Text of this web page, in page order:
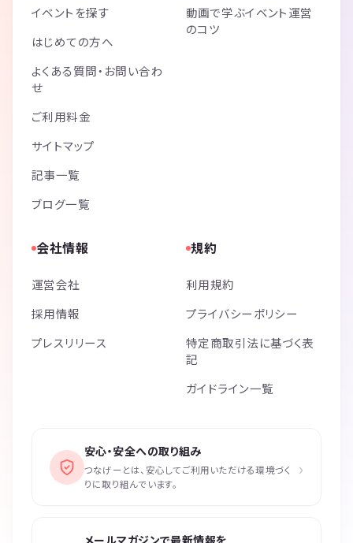
❹多い時では年間１万名のお客様にご参加頂きました
🎀 どんな方が参加しているの？ 🎀
◆ご参加頂いている方の年齢◆
凡そ、20代～30代の方が中心です。
年齢層の方のご参加を頂いております。
◆男性と女性との比率◆
日によって違いますが、平均すると凡そですが、
男性２：女性１というご参加の比率になっています。
女子会をやっている事が影響しているのかもしれませんが、男女共に応
これまで色々なタイプの方にご参加頂きました。全員把握をしているわ
けではありませんが、お教え頂き知っている範囲で、
・会社経営されている社長・起業家・公務員・フリーランスのプログラ
マー・SE・フリーランスの美容師・不動産の営業マン・看護師・学生・
保険関係のFP・私塾を運営されている方・人材会社の会社員・プロコー
◆ご参加頂いている方の雰囲気◆
時間帯によって傾向があるように感じております。
早朝の企画では、学びたい気持ちが強い方やとても前向きでポジティブ
いる方が多く、優しい方が多い印象があります。
イベントを探す
はじめての方へ
よくある質問・お問い合わ
せ
ご利用料金
サイトマップ
記事一覧
ブログ一覧
動画で学ぶイベント運営
のコツ
会社情報
運営会社
採用情報
プレスリリース
規約
利用規約
プライバシーポリシー
特定商取引法に基づく表
記
ガイドライン一覧
安心・安全への取り組み
つなげーとは、安心してご利用いただける環境づく
りに取り組んでいます。
›